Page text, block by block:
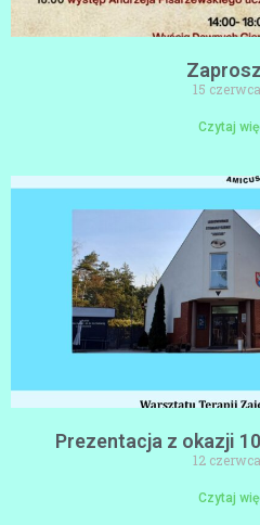
15
Czytaj
Prezentacja z okazji
12
Czytaj